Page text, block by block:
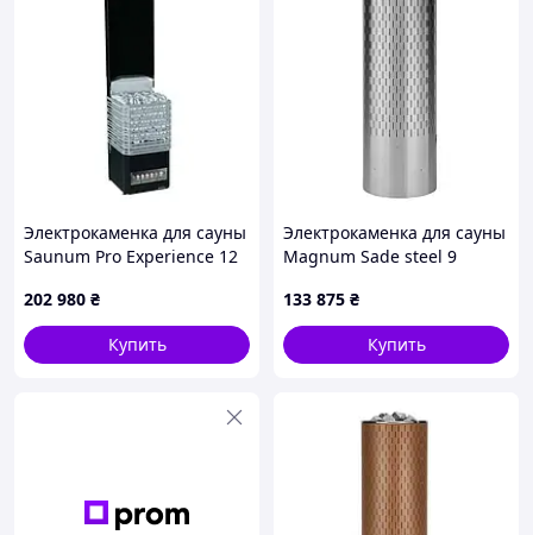
Электрокаменка для сауны
Saunum Pro Experience 12
202 980 ₴
Купить
Электрокаменка для сауны
Magnum Sade steel 9
133 875 ₴
Купить